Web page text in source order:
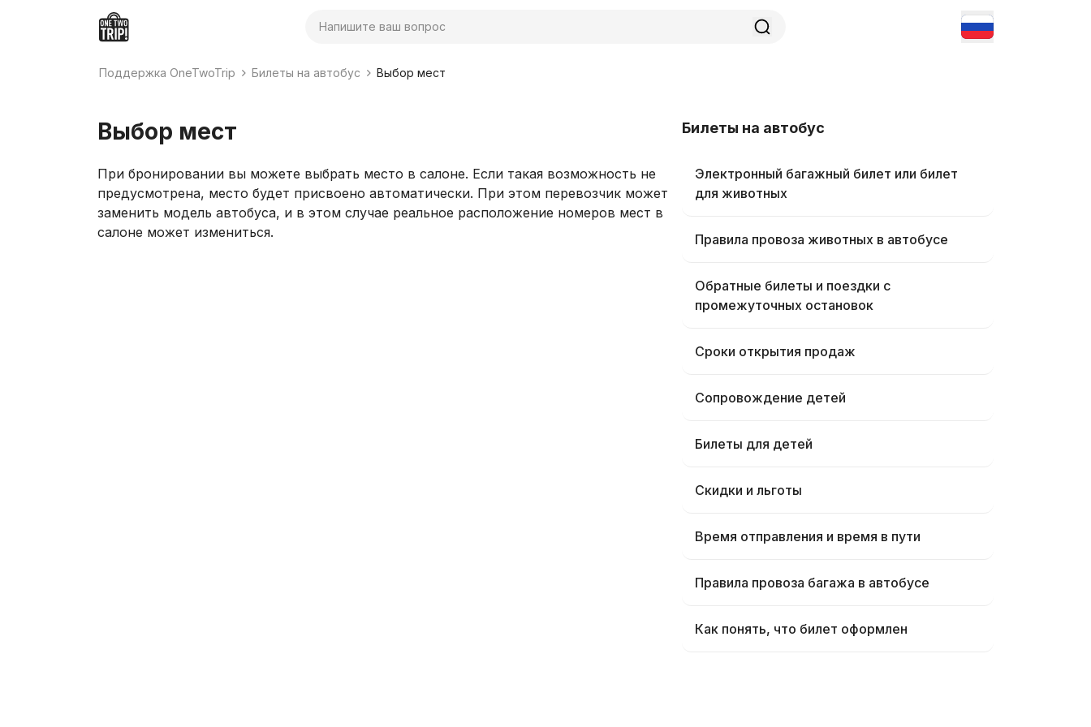
Поиск
Поддержка OneTwoTrip Билеты на автобус Выбор мест
Выбор мест
При бронировании вы можете выбрать место в салоне. Если такая возможность не
предусмотрена, место будет присвоено автоматически. При этом перевозчик может
заменить модель автобуса, и в этом случае реальное расположение номеров мест в
салоне может измениться.
Билеты на автобус
Электронный багажный билет или билет
для животных
Правила провоза животных в автобусе
Обратные билеты и поездки с
промежуточных остановок
Сроки открытия продаж
Сопровождение детей
Билеты для детей
Скидки и льготы
Время отправления и время в пути
Правила провоза багажа в автобусе
Как понять, что билет оформлен